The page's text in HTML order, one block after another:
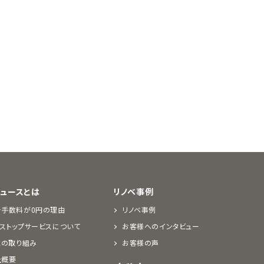
ースとは
数料が0円の理由
トップサービスについて
の取り組み
要
リノベ事例
リノベ事例
お客様へのインタビュー
お客様の声